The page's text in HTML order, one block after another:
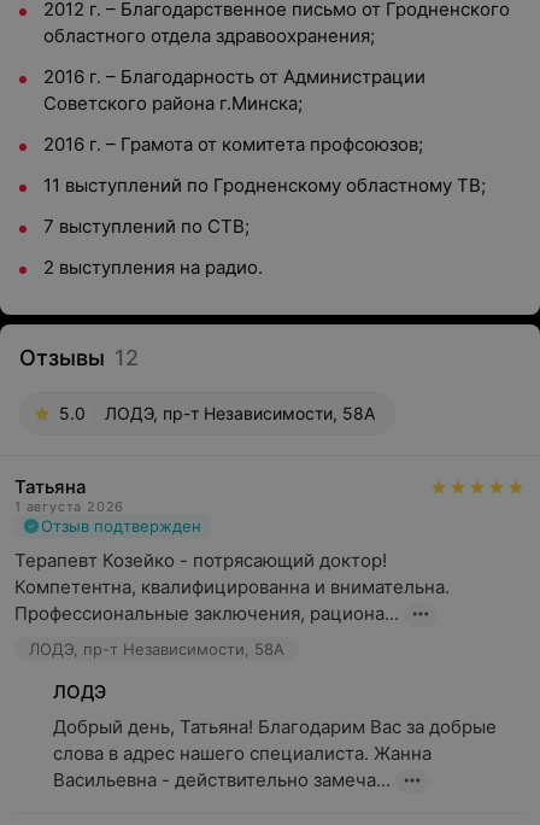
2012 г. – Благодарственное письмо от Гродненского
областного отдела здравоохранения;
2016 г. – Благодарность от Администрации
Советского района г.Минска;
2016 г. – Грамота от комитета профсоюзов;
11 выступлений по Гродненскому областному ТВ;
7 выступлений по СТВ;
2 выступления на радио.
Отзывы 12
5.0 ЛОДЭ, пр-т Независимости, 58А
Татьяна
1 августа 2026
Отзыв подтвержден
Терапевт Козейко - потрясающий доктор!
Компетентна, квалифицированна и внимательна.
Профессиональные заключения, рациона...
ЛОДЭ, пр-т Независимости, 58А
ЛОДЭ
Добрый день, Татьяна! Благодарим Вас за добрые
слова в адрес нашего специалиста. Жанна
Васильевна - действительно замеча...